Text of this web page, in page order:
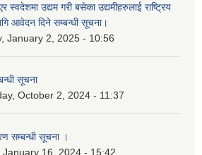
स्वदेशमा उद्यम गरी बसेका उद्यमीहरुलाई राष्‍ट्रिय
आवेदन दिने सम्बन्धी सूचना।
January 2, 2025 - 10:56
सूचना
October 2, 2024 - 11:37
सम्बन्धी सूचना ।
January 16, 2024 - 15:42